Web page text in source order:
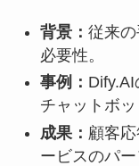
背景： 従来
必要性。
事例：
チャットボッ
成果： 顧客
ービスのパ